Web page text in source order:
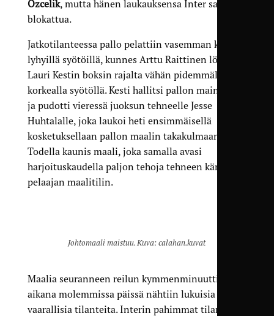
Özcelik, mutta hänen laukauksensa Inter sai
blokattua.
Jatkotilanteessa pallo pelattiin vasemman kautta
lyhyillä syötöillä, kunnes Arttu Raittinen löysi
Lauri Kestin boksin rajalta vähän pidemmällä
korkealla syötöllä. Kesti hallitsi pallon mainiosti
ja pudotti vieressä juoksun tehneelle Jesse
Huhtalalle, joka laukoi heti ensimmäisellä
kosketuksellaan pallon maalin takakulmaan.
Todella kaunis maali, joka samalla avasi
harjoitus­kaudella paljon tehoja tehneen kärki­
pelaajan maalitilin.
Johtomaali maistuu. Kuva: calahan.kuvat
Maalia seuranneen reilun kymmen­minuuttisen
aikana molemmissa päissä nähtiin lukuisia
vaarallisia tilanteita. Interin pahimmat tilanteet